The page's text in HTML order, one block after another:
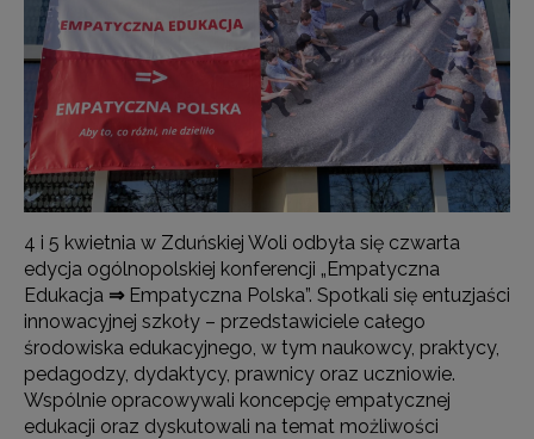
4 i 5 kwietnia w Zduńskiej Woli odbyła się czwarta
edycja ogólnopolskiej konferencji „Empatyczna
Edukacja ⇒Empatyczna Polska”. Spotkali się entuzjaści
innowacyjnej szkoły – przedstawiciele całego
środowiska edukacyjnego, w tym naukowcy, praktycy,
pedagodzy, dydaktycy, prawnicy oraz uczniowie.
Wspólnie opracowywali koncepcję empatycznej
edukacji oraz dyskutowali na temat możliwości